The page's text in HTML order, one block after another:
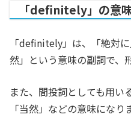
「definitely」の意
「definitely」は、「絶対
然」という意味の副詞で、
また、間投詞としても用い
「当然」などの意味になり